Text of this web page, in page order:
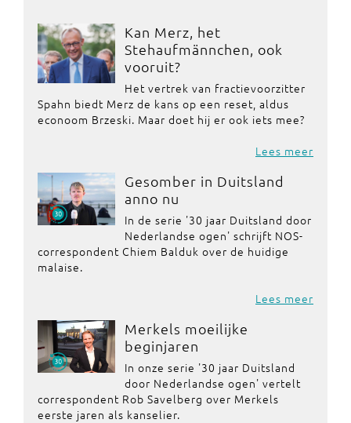
Kan Merz, het
Stehaufmännchen, ook
vooruit?
Het vertrek van fractievoorzitter
Spahn biedt Merz de kans op een reset, aldus
econoom Brzeski. Maar doet hij er ook iets mee?
Lees meer
Gesomber in Duitsland
anno nu
In de serie '30 jaar Duitsland door
Nederlandse ogen' schrijft NOS-
correspondent Chiem Balduk over de huidige
malaise.
Lees meer
Merkels moeilijke
beginjaren
In onze serie '30 jaar Duitsland
door Nederlandse ogen' vertelt
correspondent Rob Savelberg over Merkels
eerste jaren als kanselier.